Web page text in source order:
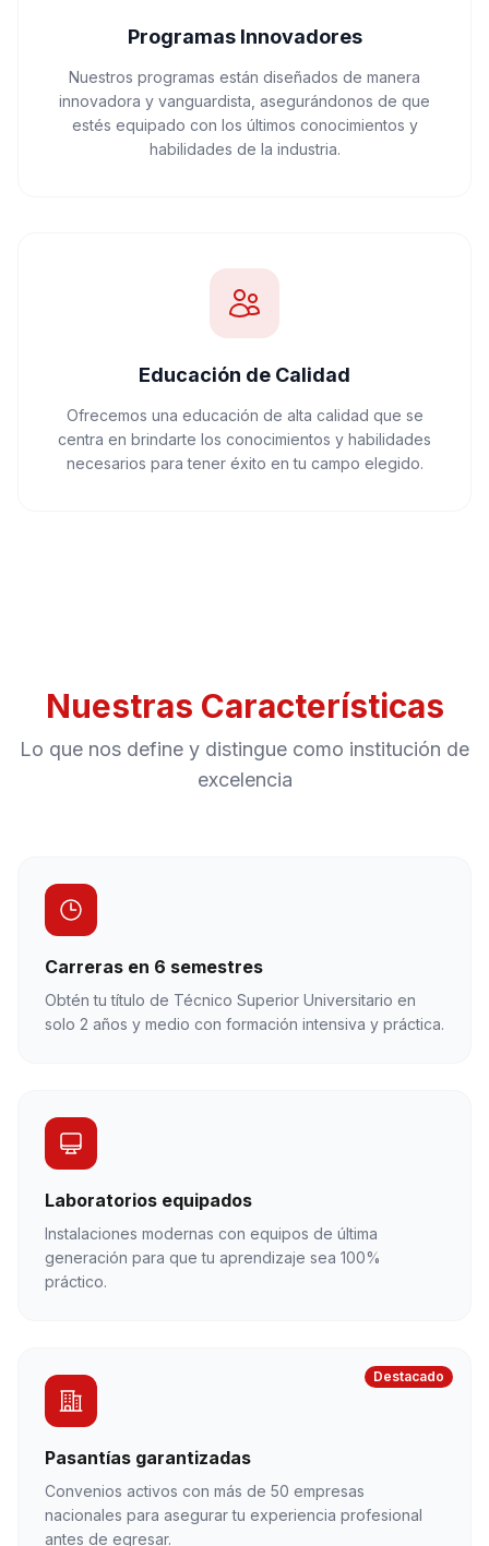
Programas Innovadores
Nuestros programas están diseñados de manera
innovadora y vanguardista, asegurándonos de que
estés equipado con los últimos conocimientos y
habilidades de la industria.
Educación de Calidad
Ofrecemos una educación de alta calidad que se
centra en brindarte los conocimientos y habilidades
necesarios para tener éxito en tu campo elegido.
Nuestras Características
Lo que nos define y distingue como institución de
excelencia
Carreras en 6 semestres
Obtén tu título de Técnico Superior Universitario en
solo 2 años y medio con formación intensiva y práctica.
Laboratorios equipados
Instalaciones modernas con equipos de última
generación para que tu aprendizaje sea 100%
práctico.
Destacado
Pasantías garantizadas
Convenios activos con más de 50 empresas
nacionales para asegurar tu experiencia profesional
antes de egresar.